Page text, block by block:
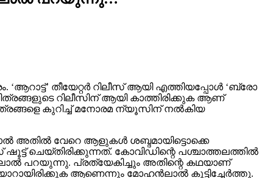
തീയേറ്റർ റിലീസ് ആയി എത്തിയപ്പോൾ ‘ബ്രോ
റിലീസിന് ആയി കാത്തിരിക്കുക ആണ്
കുറിച്ച് മനോരമ ന്യൂസിന് നൽകിയ
അതിൽ വേറെ ആളുകൾ ശബ്ദമായിട്ടൊക്കെ
ചെയ്തിരിക്കുന്നത്. കോവിഡിന്റെ പശ്ചാത്തലത്തിൽ
പറയുന്നു. പ്രത്യേകിച്ചും അതിന്റെ കഥയാണ്
ആണെന്നും മോഹൻലാൽ കൂട്ടിച്ചേർത്തു.